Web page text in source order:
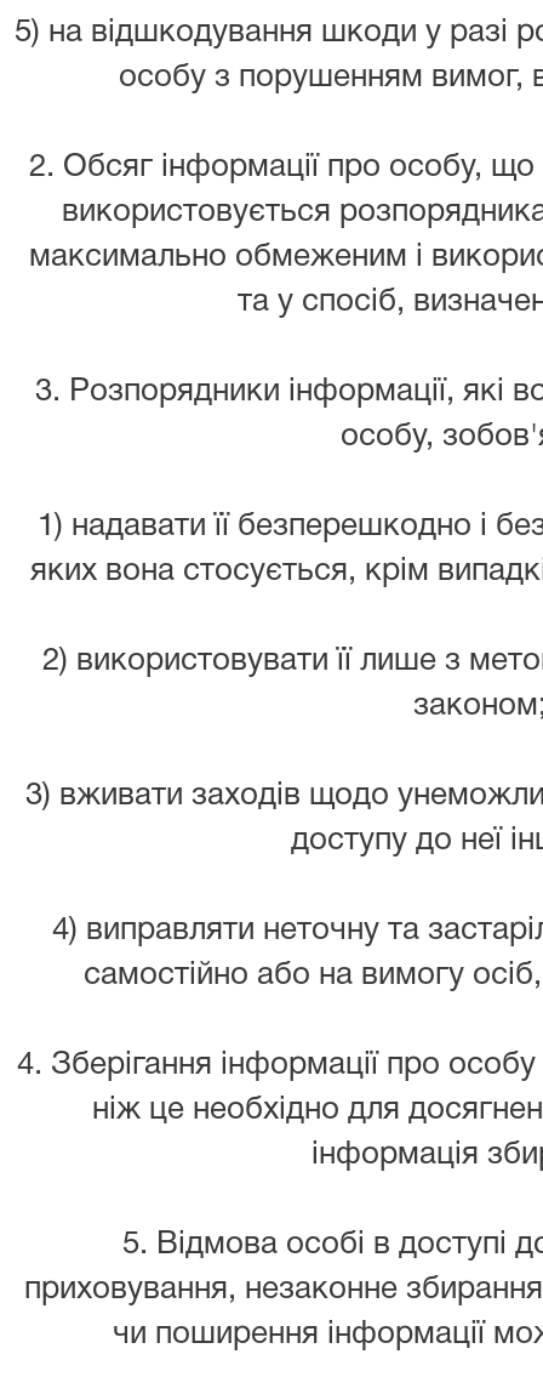
5) на відшкодування шкоди у разі
особу з порушенням вимог,
2. Обсяг інформації про особу, що
використовується
максимально обмеженим і
та у спосіб,
3. Розпорядники інформації, які
особу,
1) надавати її безперешкодно і
яких вона стосується, крім
2) використовувати її лише з
3) вживати заходів щодо
доступу до неї
4) виправляти неточну та
самостійно або на вимогу
4. Зберігання інформації про
ніж це необхідно для
інформація
5. Відмова особі в доступі
приховування, незаконне
чи поширення інформації